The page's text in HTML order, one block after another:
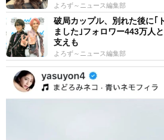
よろず～ニュース編集部
破局カップル、別れた後に｢
ました｣フォロワー443万人
支えも
よろず～ニュース編集部